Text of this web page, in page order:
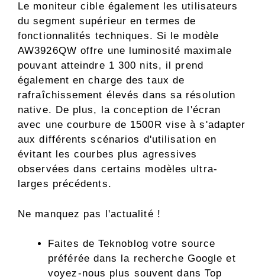
Le moniteur cible également les utilisateurs
du segment supérieur en termes de
fonctionnalités techniques. Si le modèle
AW3926QW offre une luminosité maximale
pouvant atteindre 1 300 nits, il prend
également en charge des taux de
rafraîchissement élevés dans sa résolution
native. De plus, la conception de l'écran
avec une courbure de 1500R vise à s'adapter
aux différents scénarios d'utilisation en
évitant les courbes plus agressives
observées dans certains modèles ultra-
larges précédents.
Ne manquez pas l'actualité !
Faites de Teknoblog votre source
préférée dans la recherche Google et
voyez-nous plus souvent dans Top